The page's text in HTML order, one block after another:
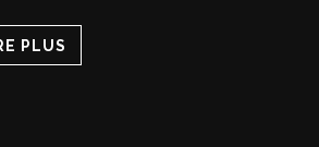
PLUS